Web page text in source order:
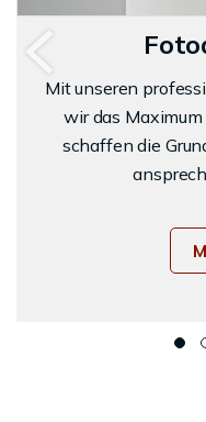
Mit unseren
wir das Maximum
schaffen die